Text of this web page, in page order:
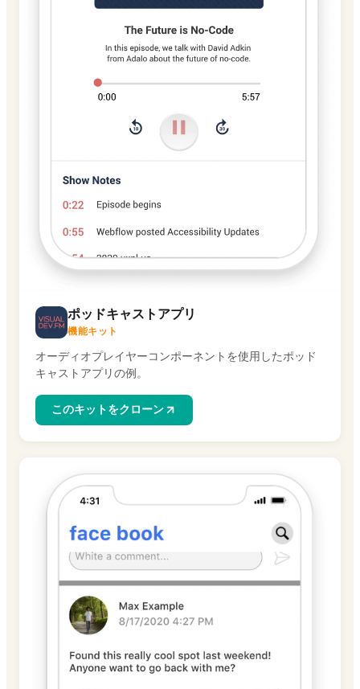
ポッドキャストアプリ
機能キット
オーディオプレイヤーコンポーネントを使用したポッド
キャストアプリの例。
このキットをクローン